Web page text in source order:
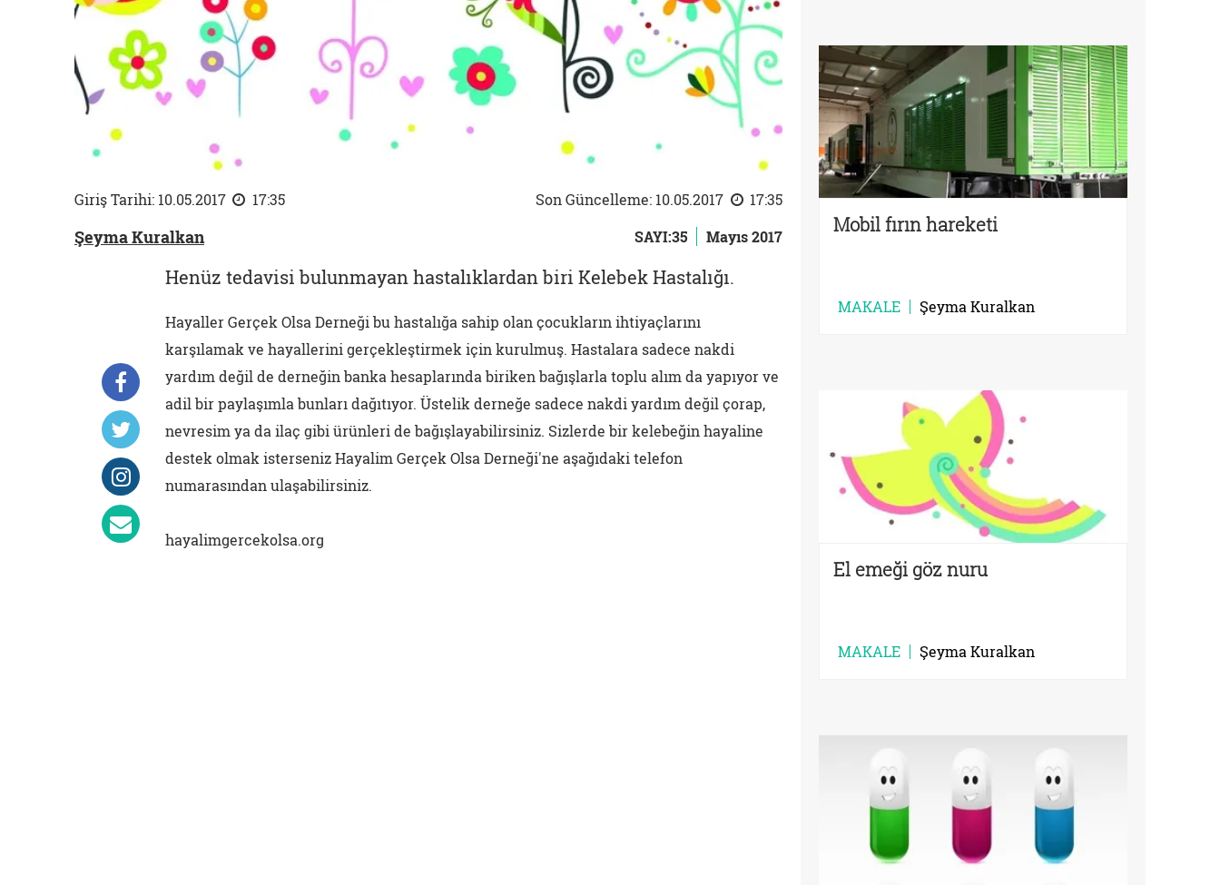
Giriş Tarihi: 10.05.2017 17:35 Son Güncelleme: 10.05.2017 17:35
Şeyma Kuralkan SAYI:35 Mayıs 2017
Henüz tedavisi bulunmayan hastalıklardan biri Kelebek Hastalığı.
Hayaller Gerçek Olsa Derneği bu hastalığa sahip olan çocukların ihtiyaçlarını
karşılamak ve hayallerini gerçekleştirmek için kurulmuş. Hastalara sadece nakdi
yardım değil de derneğin banka hesaplarında biriken bağışlarla toplu alım da yapıyor ve
adil bir paylaşımla bunları dağıtıyor. Üstelik derneğe sadece nakdi yardım değil çorap,
nevresim ya da ilaç gibi ürünleri de bağışlayabilirsiniz. Sizlerde bir kelebeğin hayaline
destek olmak isterseniz Hayalim Gerçek Olsa Derneği'ne aşağıdaki telefon
numarasından ulaşabilirsiniz.
hayalimgercekolsa.org
Mobil fırın hareketi
MAKALE Şeyma Kuralkan
El emeği göz nuru
MAKALE Şeyma Kuralkan